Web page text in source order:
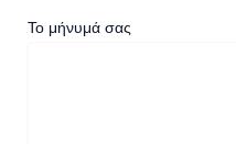
Το μήνυμά σας